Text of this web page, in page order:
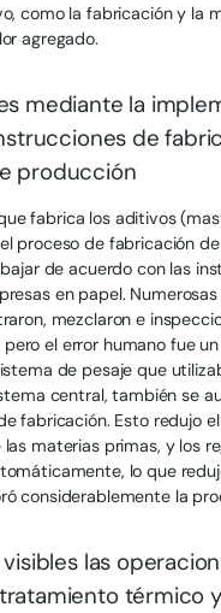
como la fabricación y la
agregado.
mediante la
de
producción
fabrica los aditivos
proceso de fabricación
de acuerdo con las
en papel.
mezclaron e
el error humano fue
de pesaje que
central, también se
fabricación. Esto redujo
materias primas, y los
lo que
considerablemente la
visibles las
térmico